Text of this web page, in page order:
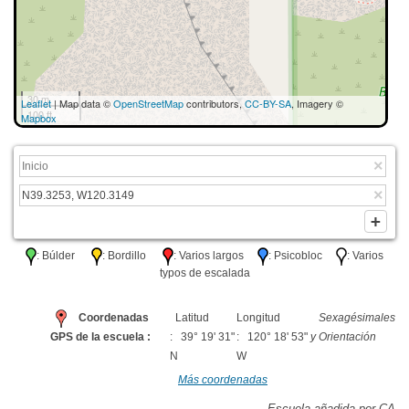
30 m
100 ft
Leaflet| Map data ©OpenStreetMapcontributors, CC-BY-SA, Imagery ©
Mapbox
: Búlder : Bordillo : Varios largos : Psicobloc
: Varios
typos de escalada
Coordenadas
GPS de la escuela :
Latitud
: 39° 19' 31"
N
Longitud
: 120° 18' 53"
W
Sexagésimales
y Orientación
Más coordenadas